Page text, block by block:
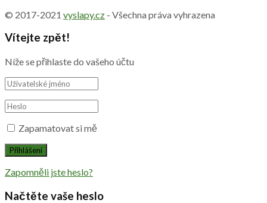
© 2017-2021 vyslapy.cz - Všechna práva vyhrazena
Vítejte zpět!
Níže se přihlaste do vašeho účtu
Zapamatovat si mě
Zapomněli jste heslo?
Načtěte vaše heslo